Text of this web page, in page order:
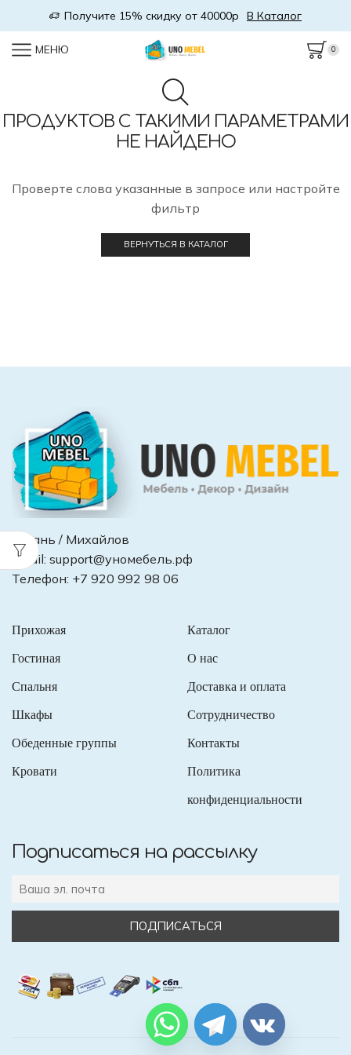
Получите 15% скидку от 40000р В Каталог
МЕНЮ 0
ПРОДУКТОВ С ТАКИМИ ПАРАМЕТРАМИ
НЕ НАЙДЕНО
Проверте слова указанные в запросе или настройте
фильтр
ВЕРНУТЬСЯ В КАТАЛОГ
Рязань / Михайлов
Email: support@уномебель.рф
Телефон: +7 920 992 98 06
Прихожая
Гостиная
Спальня
Шкафы
Обеденные группы
Кровати
Каталог
О нас
Доставка и оплата
Сотрудничество
Контакты
Политика
конфиденциальности
Подписаться на рассылку